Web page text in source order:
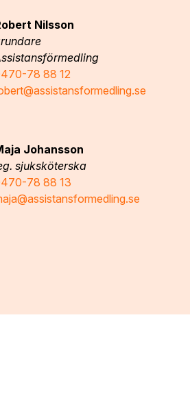
Nilsson
78 88 12
Johansson
sjuksköterska
78 88 13